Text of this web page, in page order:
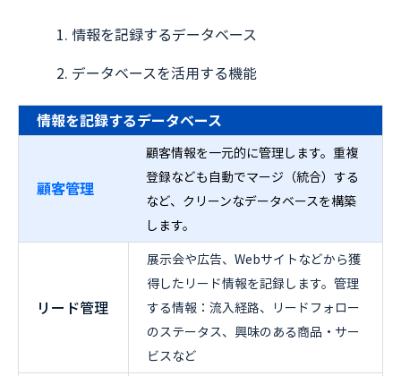
情報を記録するデータベース
データベースを活用する機能
情報を記録するデータベース
顧客管理
顧客情報を一元的に管理します。重複
登録なども自動でマージ（統合）する
など、クリーンなデータベースを構築
します。
リード管理
展示会や広告、Webサイトなどから獲
得したリード情報を記録します。管理
する情報：流入経路、リードフォロー
のステータス、興味のある商品・サー
ビスなど